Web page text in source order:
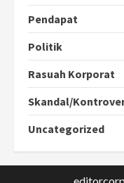
Pendapat
Politik
Rasuah Korporat
Skandal/
Uncategorized